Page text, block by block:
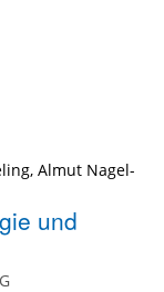
, Almut Nagel-
und